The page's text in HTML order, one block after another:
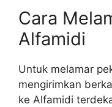
Cara
Alfamidi
Untuk melamar
mengirimkan
ke Alfamidi